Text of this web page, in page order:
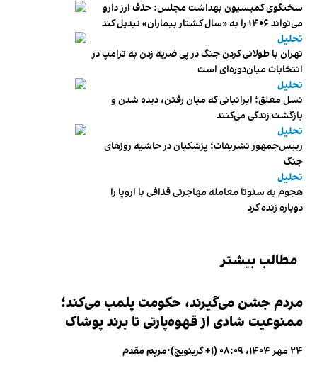
سخنگوی کمیسیون بهداشت مجلس: حذف ارز دارو
می‌تواند ۱۴۰۶ را به «سال کشتار بیماران» تبدیل کند
تحلیل
تهران با طولانی کردن جنگ در پی ضربه زدن به ترامپ در
انتخابات میان‌دوره‌ای است
تحلیل
نسل معلق؛ ایرانیانی که میان رفتن، دیده شدن و
بازگشت زندگی می‌کنند
تحلیل
رییس‌جمهور تشریفات؛ پزشکیان در حاشیه روزهای
جنگ
تحلیل
هجوم به سئوتا معامله مهاجرتی قذافی با اروپا را
دوباره زنده کرد
مطالب بیشتر
مردم جشن می‌گیرند، حکومت پلمب می‌کند؛
ممنوعیت شادی از قهوه‌پارتی تا برند پوشاک
۲۴ مهر ۱۴۰۴، ۰۸:۰۹ (‎+۱ گرینویچ) •مریم مقدم